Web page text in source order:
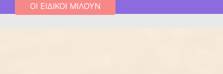
ΟΙ ΕΙΔΙΚΟΊ ΜΙΛΟΎΝ